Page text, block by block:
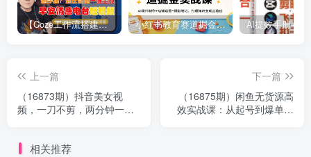
【Coze工作流搭建实操教程】【coze】早安情感电台日签视频还在手动做？用扣子工作流自动生成，省时90% 小红书教育赛道掘金实战课：AI课件制作+店铺运营+爆款笔记，打通知识变现全路径
上一篇
（16873期）抖音美女视
频，一刀不剪，两分钟一条
下一篇
（16875期）闲鱼无货源高
效实战课：从起号到爆单，
相关推荐